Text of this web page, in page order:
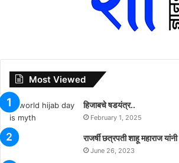
Most Viewed
हिजाबचे षडयंत्र..
February 1, 2025
राजर्षी छत्रपती शाहू महाराज
June 26, 2023